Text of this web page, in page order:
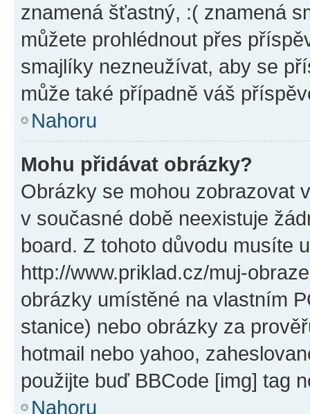
znamená šťastný, :( znamená
můžete prohlédnout přes
smajlíky nezneužívat, aby se
může také případně váš
Nahoru
Mohu přidávat obrázky?
Obrázky se mohou zobrazovat
v současné době neexistuje
board. Z tohoto důvodu musíte
http://www.priklad.cz/muj-
obrázky umístěné na vlastním
stanice) nebo obrázky za
hotmail nebo yahoo,
použijte buď BBCode [img] tag
Nahoru